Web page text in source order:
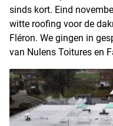
sinds kort. Eind
witte roofing voor de
Fléron. We gingen in
van Nulens Toitures en